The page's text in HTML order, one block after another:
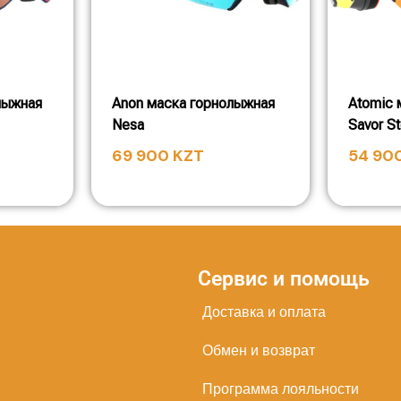
Anon маска горнолыжная
Nesa
69 900 KZT
Atomic
Savor
54
Сервис и помощь
Доставка и оплата
Обмен и возврат
Программа лояльности